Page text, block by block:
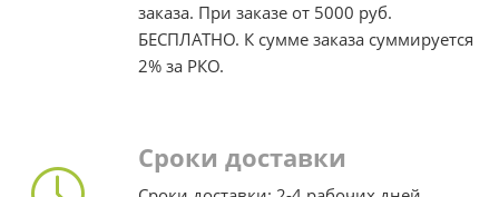
заказа. При заказе от 5000 руб.
БЕСПЛАТНО. К сумме заказа суммируется
2% за РКО.
Сроки доставки